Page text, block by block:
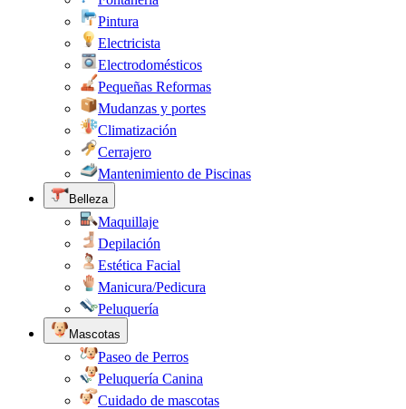
Pintura
Electricista
Electrodomésticos
Pequeñas Reformas
Mudanzas y portes
Climatización
Cerrajero
Mantenimiento de Piscinas
Belleza
Maquillaje
Depilación
Estética Facial
Manicura/Pedicura
Peluquería
Mascotas
Paseo de Perros
Peluquería Canina
Cuidado de mascotas